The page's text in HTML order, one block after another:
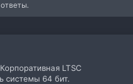
LTSC
системы 64 бит.